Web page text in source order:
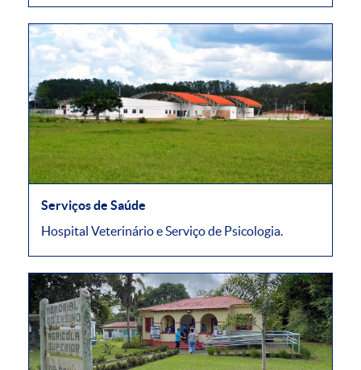
Serviços de Saúde
Hospital Veterinário e Serviço de Psicologia.